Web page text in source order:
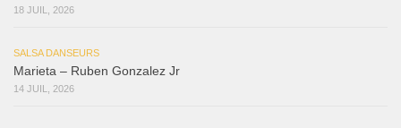
18 JUIL, 2026
SALSA DANSEURS
Marieta – Ruben Gonzalez Jr
14 JUIL, 2026